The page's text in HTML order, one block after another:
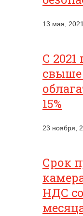
13 мая, 2021
С
свыше
15%
23 ноября,
Срок
НДС